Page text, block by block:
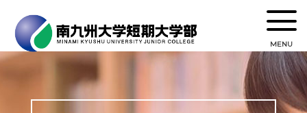
MENU